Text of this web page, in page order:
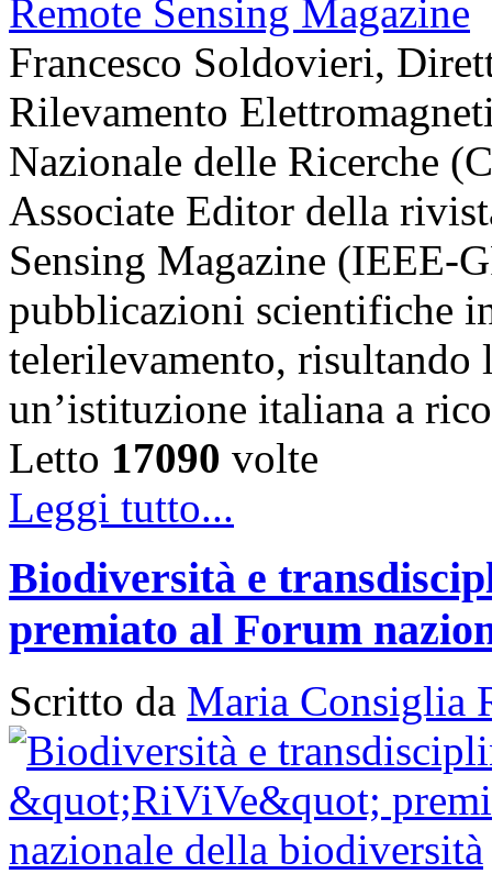
Francesco Soldovieri,
Rilevamento
Nazionale delle Ricerche
Associate Editor della
Sensing Magazine (IEEE-
pubblicazioni scientifiche
telerilevamento, risultando
un’istituzione italiana a
Letto 17090 volte
Leggi tutto...
Biodiversità e
premiato al Forum
Scritto da Maria Consiglia